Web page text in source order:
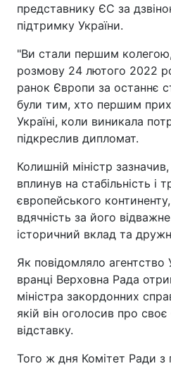
представнику ЄС за
підтримку України.
"Ви стали першим
розмову 24 лютого 2022
ранок Європи за останнє
були тим, хто першим
Україні, коли виникала
підкреслив дипломат.
Колишній міністр
вплинув на стабільність і
європейського
вдячність за його
історичний вклад та
Як повідомляло
вранці Верховна Рада
міністра закордонних
якій він оголосив про
відставку.
Того ж дня Комітет Ради з